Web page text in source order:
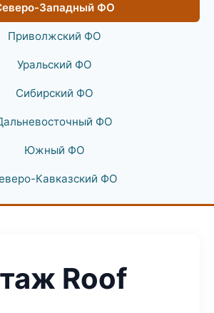
Западный ФО
Приволжский ФО
Уральский ФО
Сибирский ФО
ФО
Южный ФО
Кавказский ФО
Roof